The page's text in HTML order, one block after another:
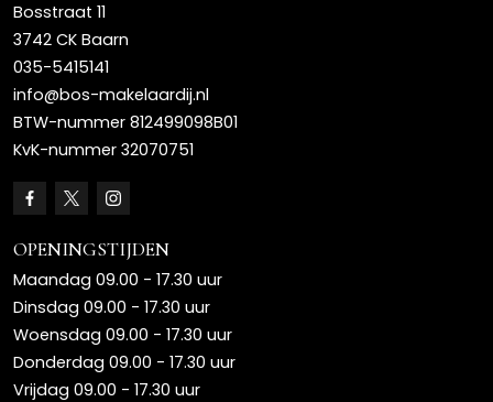
Bosstraat 11
3742 CK Baarn
035-5415141
info@bos-makelaardij.nl
BTW-nummer 812499098B01
KvK-nummer 32070751
OPENINGSTIJDEN
Maandag 09.00 - 17.30 uur
Dinsdag 09.00 - 17.30 uur
Woensdag 09.00 - 17.30 uur
Donderdag 09.00 - 17.30 uur
Vrijdag 09.00 - 17.30 uur